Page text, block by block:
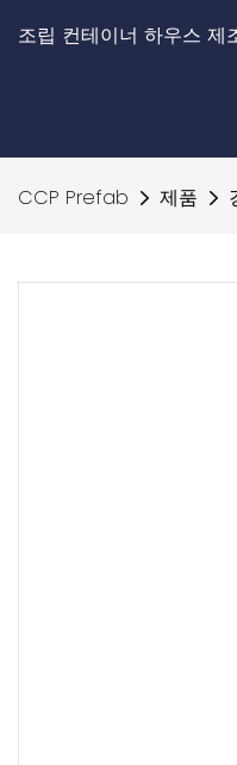
조립 컨테이너 하우스 제
CCP Prefab 제품